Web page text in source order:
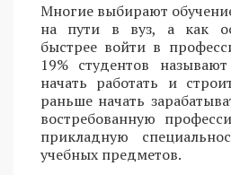
Многие выбирают
на пути в вуз, а как
быстрее войти в
19% студентов
начать работать и
раньше начать
востребованную
прикладную
учебных предметов.